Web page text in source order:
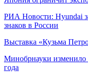
РИА Новости: Hyundai
знаков в России
Выставка «Кузьма
Минобрнауки изменило
года